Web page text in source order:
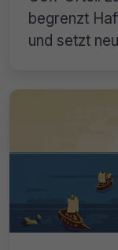
begrenzt
und setzt